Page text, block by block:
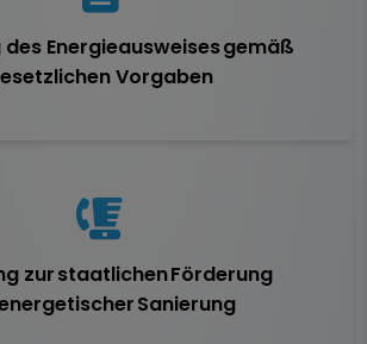
des Energieausweises gemäß
Vorgaben
zur staatlichen Förderung
Sanierung